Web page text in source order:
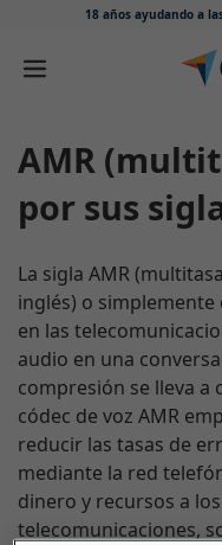
18 años ayudando a
Ir directamente al
AMR (multitasa adaptativo,
por sus
La sigla AMR
inglés) o simplemente
en las
audio en una
compresión se lleva a
códec de voz AMR
reducir las tasas de
mediante la red
dinero y recursos a
telecomunicaciones,